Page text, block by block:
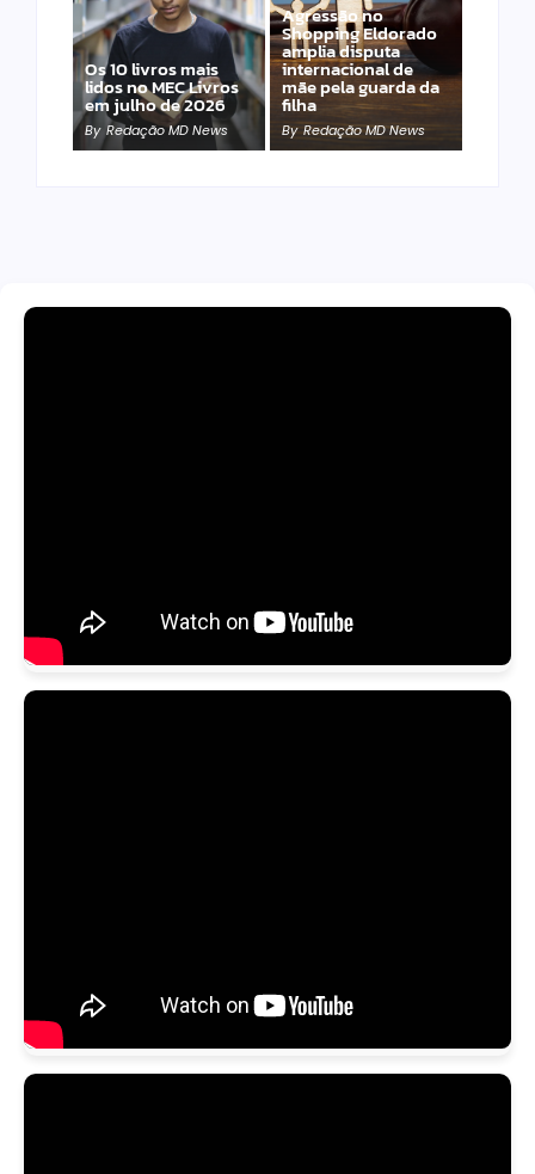
Os 10 livros mais
lidos no MEC Livros
em julho de 2026
By Redação MD News
Agressão no
Shopping Eldorado
amplia disputa
internacional de
mãe pela guarda da
filha
By Redação MD News